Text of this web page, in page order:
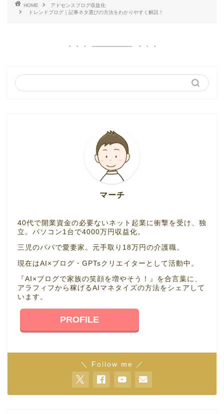
HOME
アドセンスブログ収益化
トレンドブログ｜記事ネタ選びの方法をわかりやすく解説！
マーチ
40代で開業資金の必要ないネット起業に衝撃を受け、独
立。パソコン1台で4000万円収益化。
三児のパパで愛妻家。元手取り18万円の介護職。
現在はAI×ブログ・GPTsクリエイターとして活動中。
『AI×ブログで家族の笑顔を増やそう！』を合言葉に、
アラフィフから稼げるAIマネタイズの方法をシェアして
います。
PROFILE
＼ Follow me ／